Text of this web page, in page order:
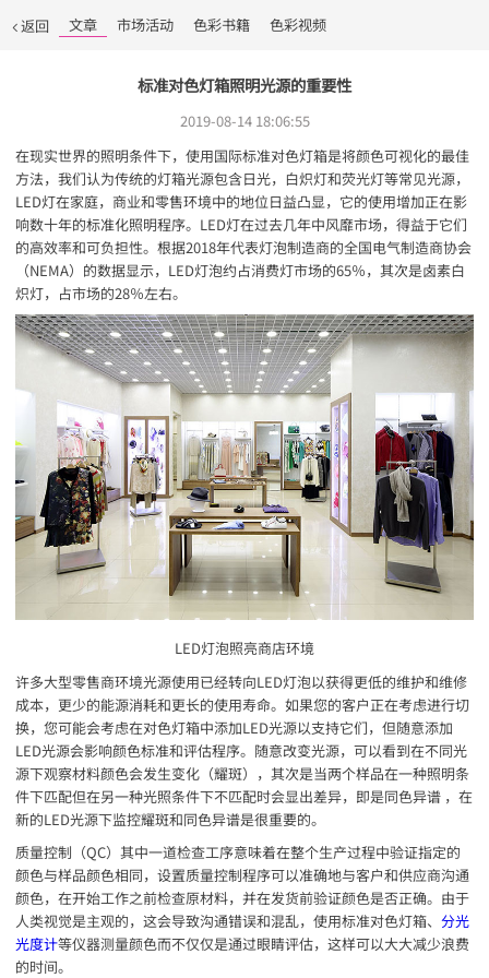
返回 文章 市场活动 色彩书籍 色彩视频
标准对色灯箱照明光源的重要性
2019-08-14 18:06:55
在现实世界的照明条件下，使用国际标准对色灯箱是将颜色可视化的最佳
方法，我们认为传统的灯箱光源包含日光，白炽灯和荧光灯等常见光源，
LED灯在家庭，商业和零售环境中的地位日益凸显，它的使用增加正在影
响数十年的标准化照明程序。LED灯在过去几年中风靡市场，得益于它们
的高效率和可负担性。根据2018年代表灯泡制造商的全国电气制造商协会
（NEMA）的数据显示，LED灯泡约占消费灯市场的65％，其次是卤素白
炽灯，占市场的28％左右。
LED灯泡照亮商店环境
许多大型零售商环境光源使用已经转向LED灯泡以获得更低的维护和维修
成本，更少的能源消耗和更长的使用寿命。如果您的客户正在考虑进行切
换，您可能会考虑在对色灯箱中添加LED光源以支持它们，但随意添加
LED光源会影响颜色标准和评估程序。随意改变光源，可以看到在不同光
源下观察材料颜色会发生变化（耀斑），其次是当两个样品在一种照明条
件下匹配但在另一种光照条件下不匹配时会显出差异，即是同色异谱 ，在
新的LED光源下监控耀斑和同色异谱是很重要的。
质量控制（QC）其中一道检查工序意味着在整个生产过程中验证指定的
颜色与样品颜色相同，设置质量控制程序可以准确地与客户和供应商沟通
颜色，在开始工作之前检查原材料，并在发货前验证颜色是否正确。由于
人类视觉是主观的，这会导致沟通错误和混乱，使用标准对色灯箱、 分光
光度计等仪器测量颜色而不仅仅是通过眼睛评估，这样可以大大减少浪费
的时间。